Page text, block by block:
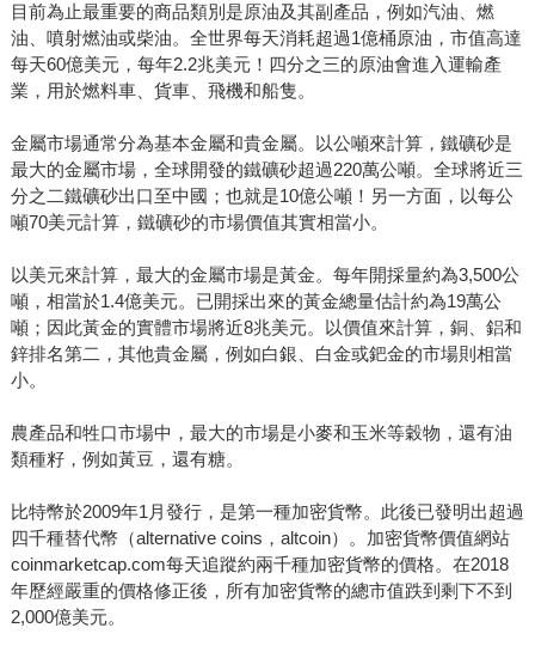
目前為止最重要的商品類別是原油及其副產品，例如汽油、燃
油、噴射燃油或柴油。全世界每天消耗超過1億桶原油，市值高達
每天60億美元，每年2.2兆美元！四分之三的原油會進入運輸產
業，用於燃料車、貨車、飛機和船隻。
金屬市場通常分為基本金屬和貴金屬。以公噸來計算，鐵礦砂是
最大的金屬市場，全球開發的鐵礦砂超過220萬公噸。全球將近三
分之二鐵礦砂出口至中國；也就是10億公噸！另一方面，以每公
噸70美元計算，鐵礦砂的市場價值其實相當小。
以美元來計算，最大的金屬市場是黃金。每年開採量約為3,500公
噸，相當於1.4億美元。已開採出來的黃金總量估計約為19萬公
噸；因此黃金的實體市場將近8兆美元。以價值來計算，銅、鋁和
鋅排名第二，其他貴金屬，例如白銀、白金或鈀金的市場則相當
小。
農產品和牲口市場中，最大的市場是小麥和玉米等穀物，還有油
類種籽，例如黃豆，還有糖。
比特幣於2009年1月發行，是第一種加密貨幣。此後已發明出超過
四千種替代幣（alternative coins，altcoin）。加密貨幣價值網站
coinmarketcap.com每天追蹤約兩千種加密貨幣的價格。在2018
年歷經嚴重的價格修正後，所有加密貨幣的總市值跌到剩下不到
2,000億美元。